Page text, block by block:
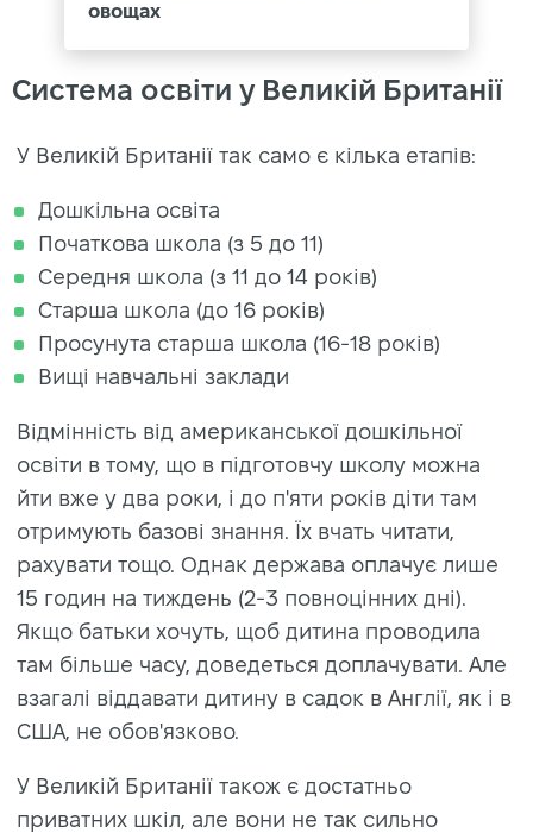
овощах
Система освіти у Великій Британії
У Великій Британії так само є кілька етапів:
Дошкільна освіта
Початкова школа (з 5 до 11)
Середня школа (з 11 до 14 років)
Старша школа (до 16 років)
Просунута старша школа (16-18 років)
Вищі навчальні заклади
Відмінність від американської дошкільної
освіти в тому, що в підготовчу школу можна
йти вже у два роки, і до п'яти років діти там
отримують базові знання. Їх вчать читати,
рахувати тощо. Однак держава оплачує лише
15 годин на тиждень (2-3 повноцінних дні).
Якщо батьки хочуть, щоб дитина проводила
там більше часу, доведеться доплачувати. Але
взагалі віддавати дитину в садок в Англії, як і в
США, не обов'язково.
У Великій Британії також є достатньо
приватних шкіл, але вони не так сильно